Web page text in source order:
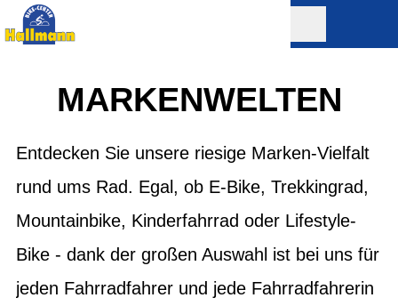
MARKENWELTEN
Entdecken Sie unsere riesige Marken-Vielfalt
rund ums Rad. Egal, ob E-Bike, Trekkingrad,
Mountainbike, Kinderfahrrad oder Lifestyle-
Bike - dank der großen Auswahl ist bei uns für
jeden Fahrradfahrer und jede Fahrradfahrerin